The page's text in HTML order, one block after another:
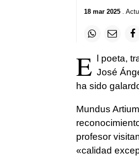
18 mar 2025.
E l poeta,
José
ha sido
Mundus
profesor
«calidad